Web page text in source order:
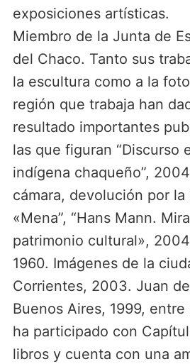
exposiciones artísticas.
Miembro de la Junta de
del Chaco. Tanto sus
la escultura como a la
región que trabaja han
resultado importantes
las que figuran “Discurso
indígena chaqueño”,
cámara, devolución por la
«Mena”, “Hans Mann.
patrimonio cultural»,
1960. Imágenes de la
Corrientes, 2003. Juan
Buenos Aires, 1999,
ha participado con
libros y cuenta con una